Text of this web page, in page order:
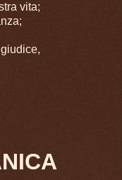
vita;